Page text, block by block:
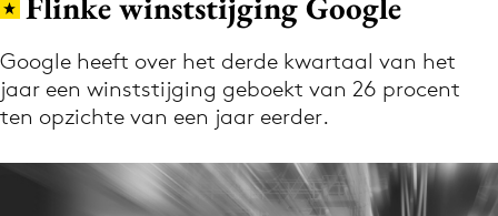
Download de app
Volg het laatste nieuws via de Adformatie
Nieuws app
Google heeft over het derde kwartaal van het
jaar een winststijging geboekt van 26 procent
ten opzichte van een jaar eerder.